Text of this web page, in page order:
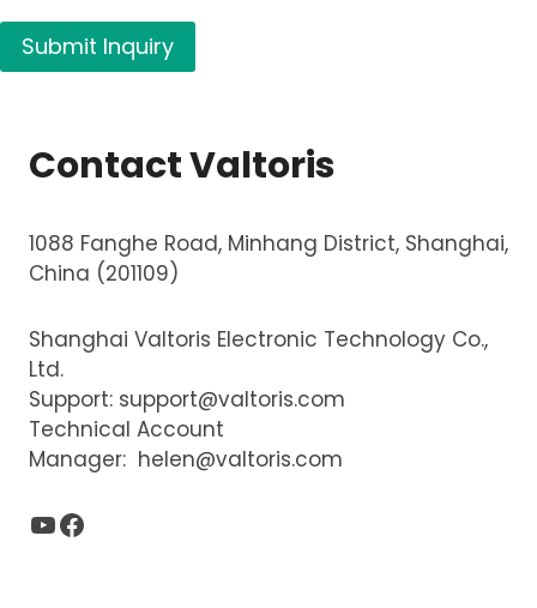
n
e
Submit Inquiry
Contact Valtoris
1088 Fanghe Road, Minhang District, Shanghai,
China (201109)
Shanghai Valtoris Electronic Technology Co.,
Ltd.
Support: support@valtoris.com
Technical Account
Manager: helen@valtoris.com
YouTube
Facebook